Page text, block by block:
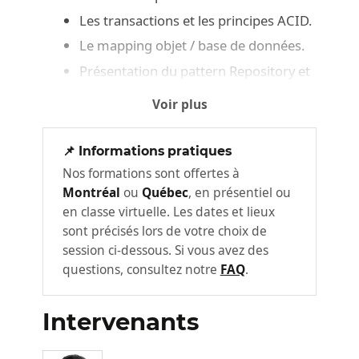
Les transactions et les principes ACID.
Le mapping objet / base de données.
Présentation du pattern Repository et
Mise en pratique: prise en main d'une
REST, tests).
Les repositories Spring Data
Le mapping des entités du modèle
vers la base de données avec les
annotations Spring.
Les opérations create, read, update,
delete.
Voir plus
📌 Informations pratiques
Nos formations sont offertes à
Montréal ou Québec, en présentiel ou
en classe virtuelle. Les dates et lieux
sont précisés lors de votre choix de
session ci-dessous. Si vous avez des
questions, consultez notre FAQ.
Intervenants